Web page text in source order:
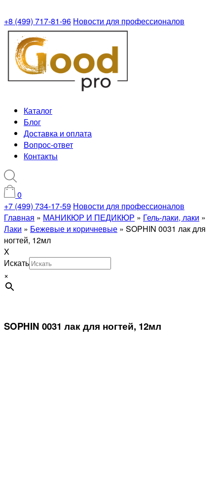
+8 (499) 717-81-96 Новости для профессионалов
Каталог
Блог
Доставка и оплата
Вопрос-ответ
Контакты
0
+7 (499) 734-17-59 Новости для профессионалов
Главная » МАНИКЮР И ПЕДИКЮР » Гель-лаки, лаки »
Лаки » Бежевые и коричневые » SOPHIN 0031 лак для
ногтей, 12мл
X
Искать
×
SOPHIN 0031 лак для ногтей, 12мл